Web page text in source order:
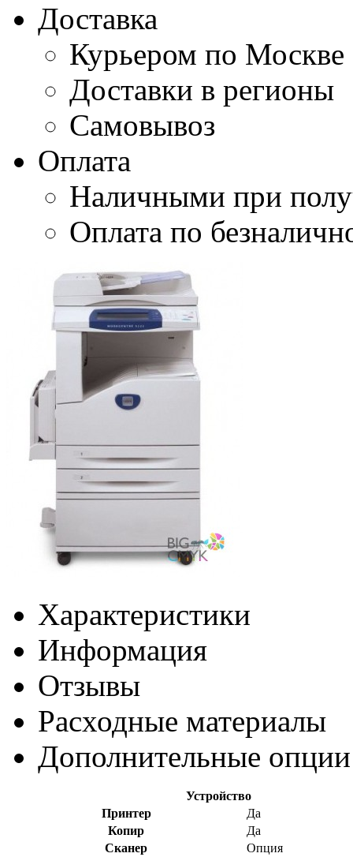
Доставка
Курьером по Москве
Доставки в регионы
Самовывоз
Оплата
Наличными при
Оплата по
Характеристики
Информация
Отзывы
Раcходные материалы
Дополнительные опции
Устройство
Принтер
Да
Копир
Да
Сканер
Опция